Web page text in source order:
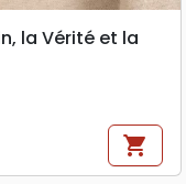
la Vérité et la
shopping_cart